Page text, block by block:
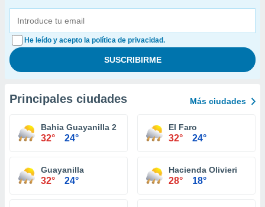
He leído y acepto la política de privacidad.
Principales ciudades Más ciudades
Bahia Guayanilla 2
32° 24°
El Faro
32° 24°
Guayanilla
32° 24°
Hacienda Olivieri
28° 18°